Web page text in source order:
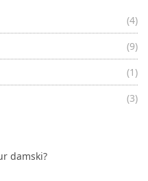
(4)
(9)
(1)
(3)
damski?